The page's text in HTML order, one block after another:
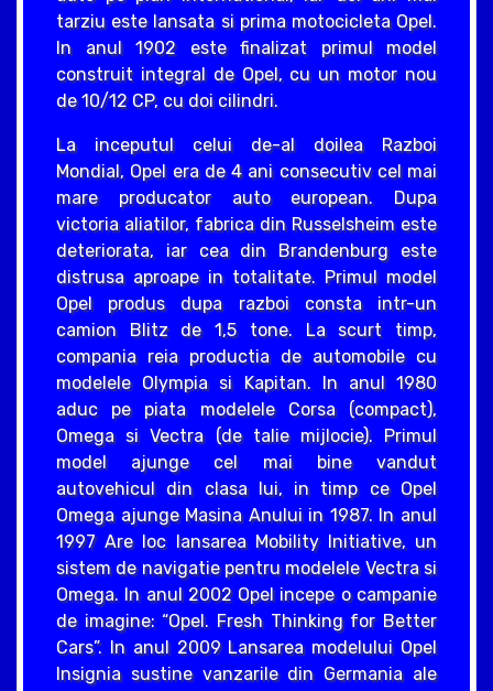
tarziu este lansata si prima motocicleta Opel.
In anul 1902 este finalizat primul model
construit integral de Opel, cu un motor nou
de 10/12 CP, cu doi cilindri.
La inceputul celui de-al doilea Razboi
Mondial, Opel era de 4 ani consecutiv cel mai
mare producator auto european. Dupa
victoria aliatilor, fabrica din Russelsheim este
deteriorata, iar cea din Brandenburg este
distrusa aproape in totalitate. Primul model
Opel produs dupa razboi consta intr-un
camion Blitz de 1,5 tone. La scurt timp,
compania reia productia de automobile cu
modelele Olympia si Kapitan. In anul 1980
aduc pe piata modelele Corsa (compact),
Omega si Vectra (de talie mijlocie). Primul
model ajunge cel mai bine vandut
autovehicul din clasa lui, in timp ce Opel
Omega ajunge Masina Anului in 1987. In anul
1997 Are loc lansarea Mobility Initiative, un
sistem de navigatie pentru modelele Vectra si
Omega. In anul 2002 Opel incepe o campanie
de imagine: “Opel. Fresh Thinking for Better
Cars”. In anul 2009 Lansarea modelului Opel
Insignia sustine vanzarile din Germania ale